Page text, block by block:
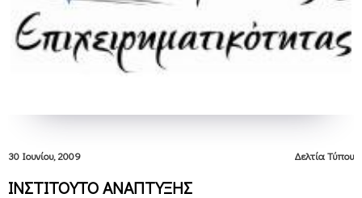
30 Ιουνίου, 2009 Δελτία Τύπου
ΙΝΣΤΙΤΟΥΤΟ ΑΝΑΠΤΥΞΗΣ